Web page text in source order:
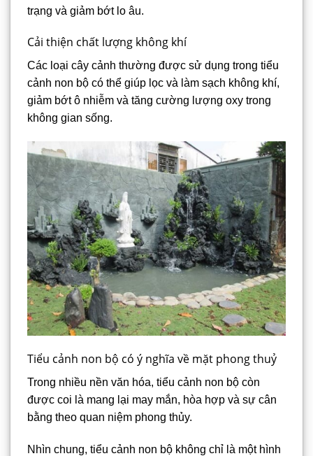
trạng và giảm bớt lo âu.
Cải thiện chất lượng không khí
Các loại cây cảnh thường được sử dụng trong tiểu
cảnh non bộ có thể giúp lọc và làm sạch không khí,
giảm bớt ô nhiễm và tăng cường lượng oxy trong
không gian sống.
Tiểu cảnh non bộ có ý nghĩa về mặt phong thuỷ
Trong nhiều nền văn hóa, tiểu cảnh non bộ còn
được coi là mang lại may mắn, hòa hợp và sự cân
bằng theo quan niệm phong thủy.
Nhìn chung, tiểu cảnh non bộ không chỉ là một hình